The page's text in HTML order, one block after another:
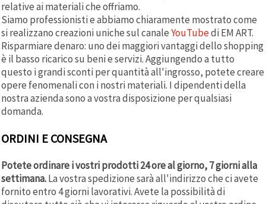
relative ai materiali che offriamo.
Siamo professionisti e abbiamo chiaramente mostrato come
si realizzano creazioni uniche sul canaleYouTubedi EM ART.
Risparmiare denaro: uno dei maggiori vantaggi dello shopping
è il basso ricarico su beni e servizi. Aggiungendo a tutto
questo i grandi sconti per quantità all'ingrosso, potete creare
opere fenomenali con i nostri materiali. I dipendenti della
nostra azienda sono a vostra disposizione per qualsiasi
domanda.
ORDINI E CONSEGNA
Potete ordinare i vostri prodotti 24 ore al giorno, 7 giorni alla
settimana.La vostra spedizione sarà all'indirizzo che ci avete
fornito entro 4 giorni lavorativi. Avete la possibilità di